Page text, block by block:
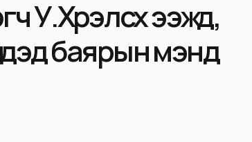
ээжүүд,
баярын мэнд